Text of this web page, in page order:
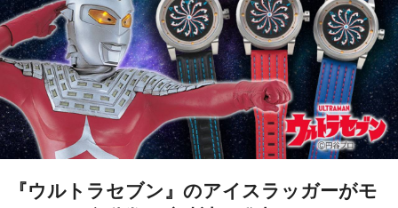
『ウルトラセブン』のアイスラッガーがモ